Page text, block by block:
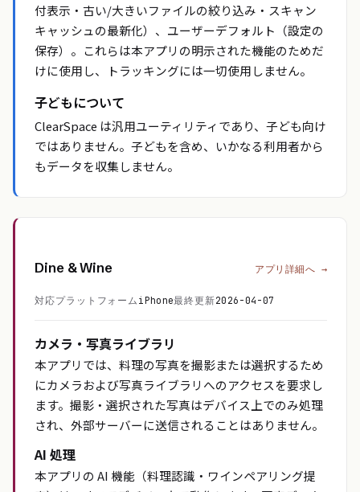
付表示・古い/大きいファイルの絞り込み・スキャン
キャッシュの最新化）、ユーザーデフォルト（設定の
保存）。これらは本アプリの明示された機能のためだ
けに使用し、トラッキングには一切使用しません。
子どもについて
ClearSpace は汎用ユーティリティであり、子ども向け
ではありません。子どもを含め、いかなる利用者から
もデータを収集しません。
Dine & Wine アプリ詳細へ →
対応プラットフォーム iPhone最終更新2026-04-07
カメラ・写真ライブラリ
本アプリでは、料理の写真を撮影または選択するため
にカメラおよび写真ライブラリへのアクセスを要求し
ます。撮影・選択された写真はデバイス上でのみ処理
され、外部サーバーに送信されることはありません。
AI 処理
本アプリの AI 機能（料理認識・ワインペアリング提